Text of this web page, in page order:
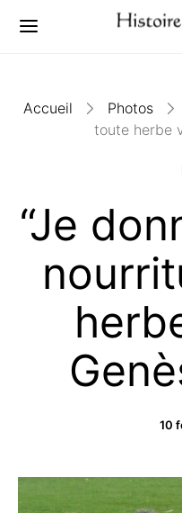
Accueil Photos
toute herbe
“Je
10